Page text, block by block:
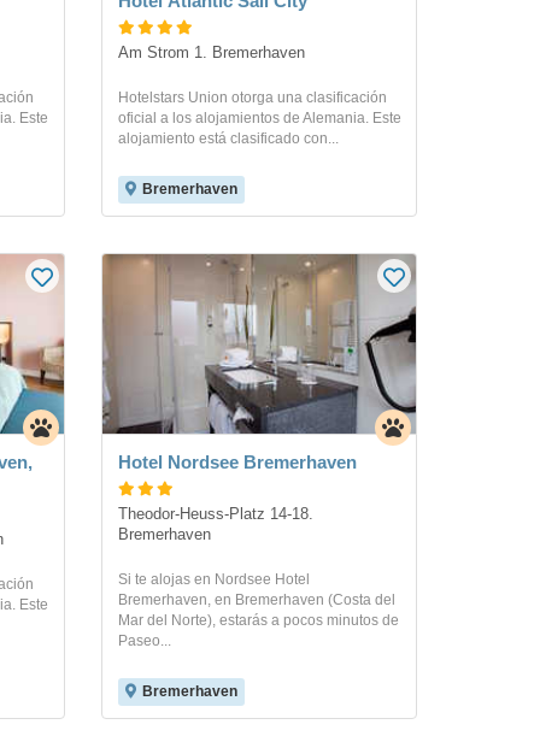
Este
Am Strom 1. Bremerhaven
Hotelstars Union otorga una clasificación
oficial a los alojamientos de Alemania. Este
alojamiento está clasificado con...
Bremerhaven
Este
Hotel Nordsee Bremerhaven
Theodor-Heuss-Platz 14-18.
Bremerhaven
Si te alojas en Nordsee Hotel
Bremerhaven, en Bremerhaven (Costa del
Mar del Norte), estarás a pocos minutos de
Paseo...
Bremerhaven